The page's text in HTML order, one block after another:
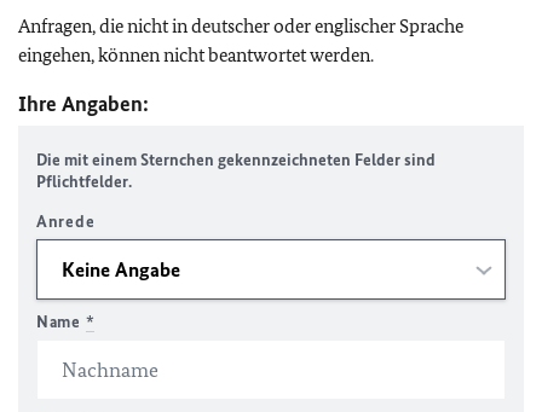
Anfragen, die nicht in deutscher oder englischer Sprache
eingehen, können nicht beantwortet werden.
Ihre Angaben:
Die mit einem Sternchen gekennzeichneten Felder sind
Pflichtfelder.
Anrede
Name *